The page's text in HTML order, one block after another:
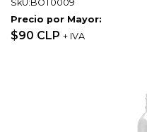
SkU:BOT0009
Precio por Mayor:
$90 CLP + IVA